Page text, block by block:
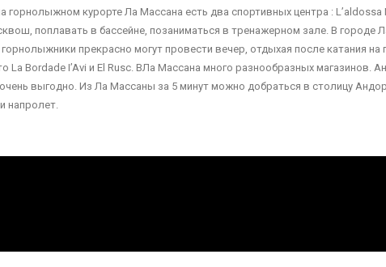
курорте Ла Массана есть два спортивных центра : L’aldossa
поплавать в бассейне, позаниматься в тренажерном зале. В городе
прекрасно могут провести вечер, отдыхая после катания
Bordade I’Avi и El Rusc. ВЛа Массана много разнообразных магазинов.
выгодно. Из Ла Массаны за 5 минут можно добраться в столицу
напролет.